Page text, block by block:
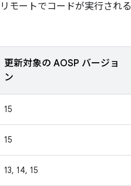
モートでコードが実行される
更新対象の AOSP バージョ
ン
15
15
13, 14, 15